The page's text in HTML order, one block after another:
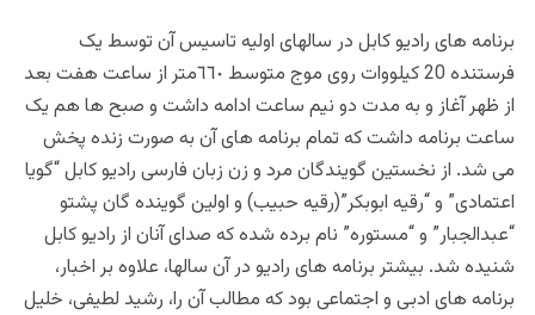
برنامه های رادیو کابل در سالهای اولیه تاسیس آن توسط یک
فرستنده 20 کیلووات روی موج متوسط ٦٦٠متر از ساعت هفت بعد
از ظهر آغاز و به مدت دو نیم ساعت ادامه داشت و صبح ها هم یک
ساعت برنامه داشت که تمام برنامه های آن به صورت زنده پخش
می شد. از نخستین گویندگان مرد و زن زبان فارسی رادیو کابل “گویا
اعتمادی” و “رقیه ابوبکر”(رقیه حبیب) و اولین گوینده گان پشتو
“عبدالجبار” و “مستوره” نام برده شده که صدای آنان از رادیو کابل
شنیده شد. بیشتر برنامه های رادیو در آن سالها، علاوه بر اخبار،
برنامه های ادبی و اجتماعی بود که مطالب آن را، رشید لطیفی، خلیل